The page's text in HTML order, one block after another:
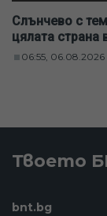
Слънчево с
цялата страна
06:55, 06.08.2026
Твоето
bnt.bg